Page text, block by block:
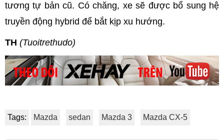
tương tự bản cũ. Có chăng, xe sẽ được bổ sung hệ
truyền động hybrid để bắt kịp xu hướng.
TH (Tuoitrethudo)
Tags: Mazda sedan Mazda 3 Mazda CX-5